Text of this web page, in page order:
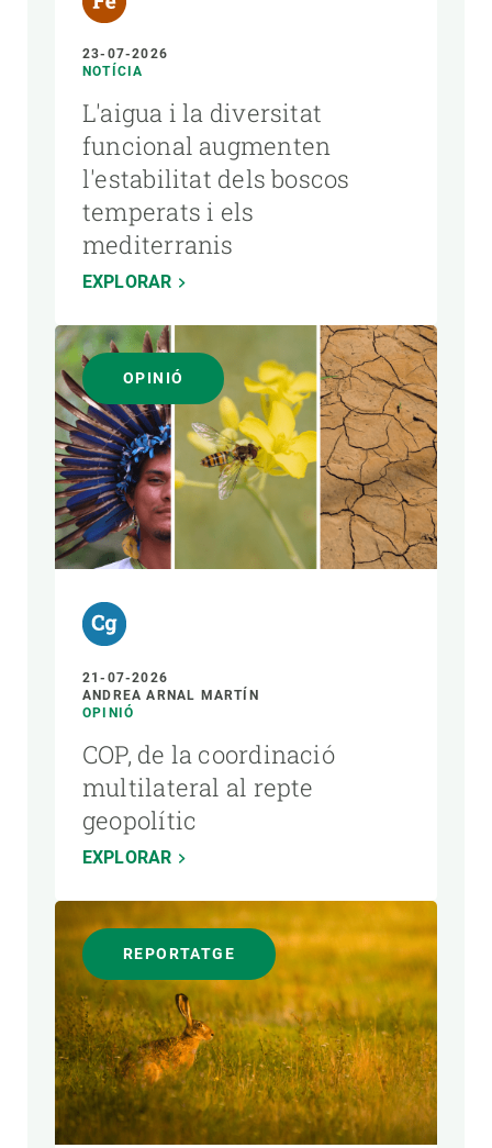
23-07-2026
NOTÍCIA
L'aigua i la diversitat
funcional augmenten
l'estabilitat dels boscos
temperats i els
mediterranis
EXPLORAR
OPINIÓ
21-07-2026
ANDREA ARNAL MARTÍN
OPINIÓ
COP, de la coordinació
multilateral al repte
geopolític
EXPLORAR
REPORTATGE